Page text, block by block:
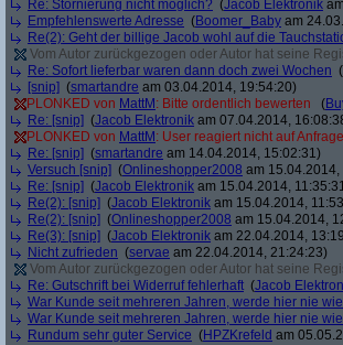
Re: Stornierung nicht möglich? (Jacob Elektronik
Empfehlenswerte Adresse (Boomer_Baby am
Re(2): Geht der billige Jacob wohl auf die
Vom Autor zurückgezogen oder Autor hat seine
Re: Sofort lieferbar waren dann doch zwei Wochen (
[snip] (smartandre am 03.04.2014, 19:54:20)
PLONKED von MattM : Bitte ordentlich bewerten (
Re: [snip] (Jacob Elektronik am 07.04.2014,
PLONKED von MattM : User reagiert nicht auf
Re: [snip] (smartandre am 14.04.2014, 15:02:31)
Versuch [snip] (Onlineshopper2008 am 15.04.2014,
Re: [snip] (Jacob Elektronik am 15.04.2014,
Re(2): [snip] (Jacob Elektronik am 15.04.2014,
Re(2): [snip] (Onlineshopper2008 am 15.04.2014,
Re(3): [snip] (Jacob Elektronik am 22.04.2014,
Nicht zufrieden (servae am 22.04.2014, 21:24:23)
Vom Autor zurückgezogen oder Autor hat seine
Re: Gutschrift bei Widerruf fehlerhaft (Jacob
War Kunde seit mehreren Jahren, werde hier nie
War Kunde seit mehreren Jahren, werde hier nie
Rundum sehr guter Service (HPZKrefeld am